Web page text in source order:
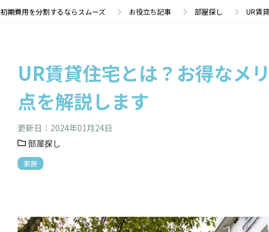
初期費用を分割するならスムーズ お役立ち記事 部屋探し UR賃
UR賃貸住宅とは？お得なメ
点を解説します
更新日： 2024年01月24日
部屋探し
家族